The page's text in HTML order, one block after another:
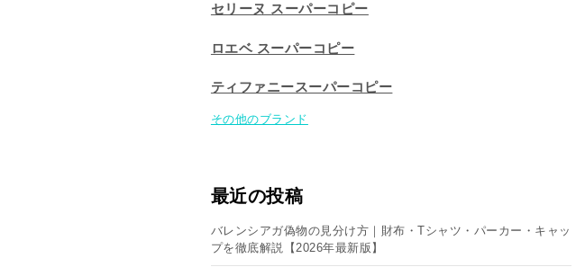
セリーヌ スーパーコピー​
ロエベ スーパーコピー
ティファニースーパーコピー
その他のブランド
最近の投稿
バレンシアガ偽物の見分け方｜財布・Tシャツ・パーカー・キャッ
プを徹底解説【2026年最新版】